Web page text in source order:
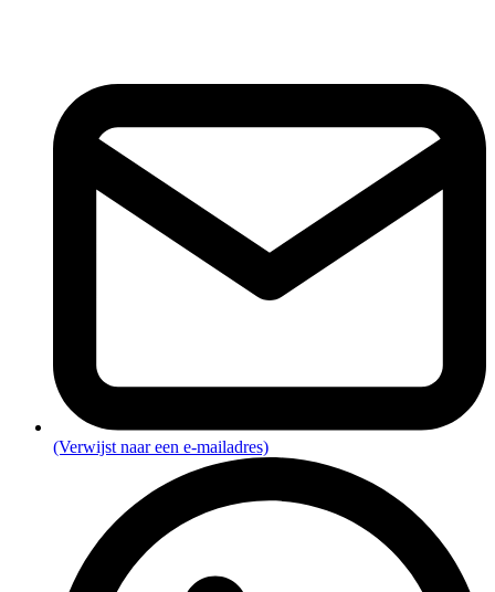
(Verwijst naar een e-mailadres)